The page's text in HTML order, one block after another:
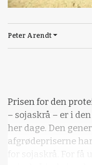
Peter Arendt
Prisen for den
– sojaskrå – er i
her dage. Den
afgrødepriserne
for sojaskrå. For få